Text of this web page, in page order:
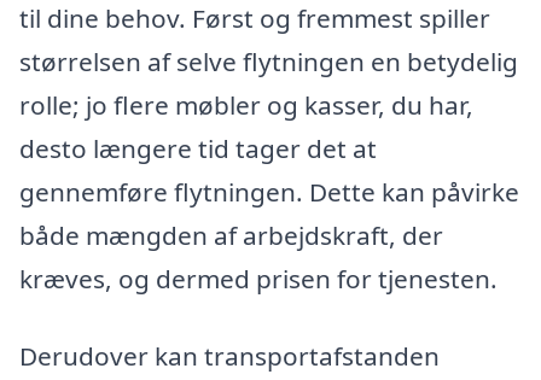
til dine behov. Først og fremmest spiller
størrelsen af selve flytningen en betydelig
rolle; jo flere møbler og kasser, du har,
desto længere tid tager det at
gennemføre flytningen. Dette kan påvirke
både mængden af arbejdskraft, der
kræves, og dermed prisen for tjenesten.
Derudover kan transportafstanden